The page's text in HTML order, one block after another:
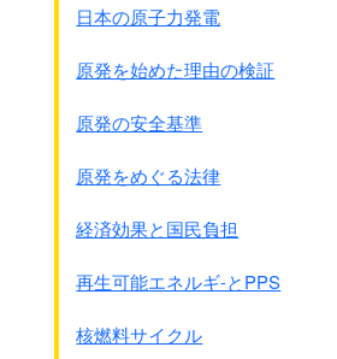
● 同 2月18日、
される
● 同 2月21日、
｢私は天皇を安泰にしたいが、
ソ連とオ－ストラリアは日本の復讐
閣議でGHQ案を受け入れ方針を決
日本の原子力発電
原発を始めた理由の検証
原発の安全基準
原発をめぐる法律
経済効果と国民負担
再生可能エネルギ-とPPS
核燃料サイクル